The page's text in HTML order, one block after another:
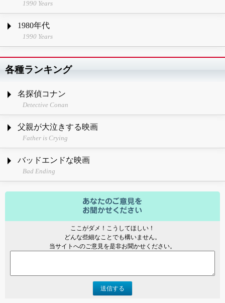
1990 Years
1980年代
1990 Years
各種ランキング
名探偵コナン
Detective Conan
父親が大泣きする映画
Father is Crying
バッドエンドな映画
Bad Ending
ここがダメ！こうしてほしい！
どんな些細なことでも構いません。
当サイトへのご意見を是非お聞かせください。
送信する